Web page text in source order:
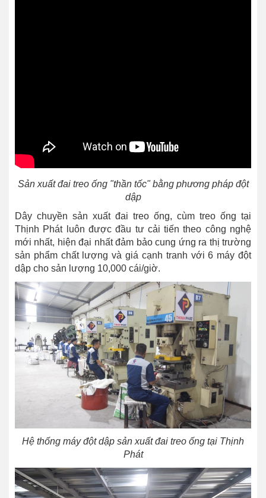
Sản xuất đai treo ống "thần tốc" bằng phương pháp đột
dập
Dây chuyền sản xuất đai treo ống, cùm treo ống tại
Thịnh Phát luôn được đầu tư cải tiến theo công nghệ
mới nhất, hiện đại nhất đảm bảo cung ứng ra thị trường
sản phẩm chất lượng và giá cạnh tranh với 6 máy đột
dập cho sản lượng 10,000 cái/giờ.
Hệ thống máy đột dập sản xuất đai treo ống tại Thịnh
Phát